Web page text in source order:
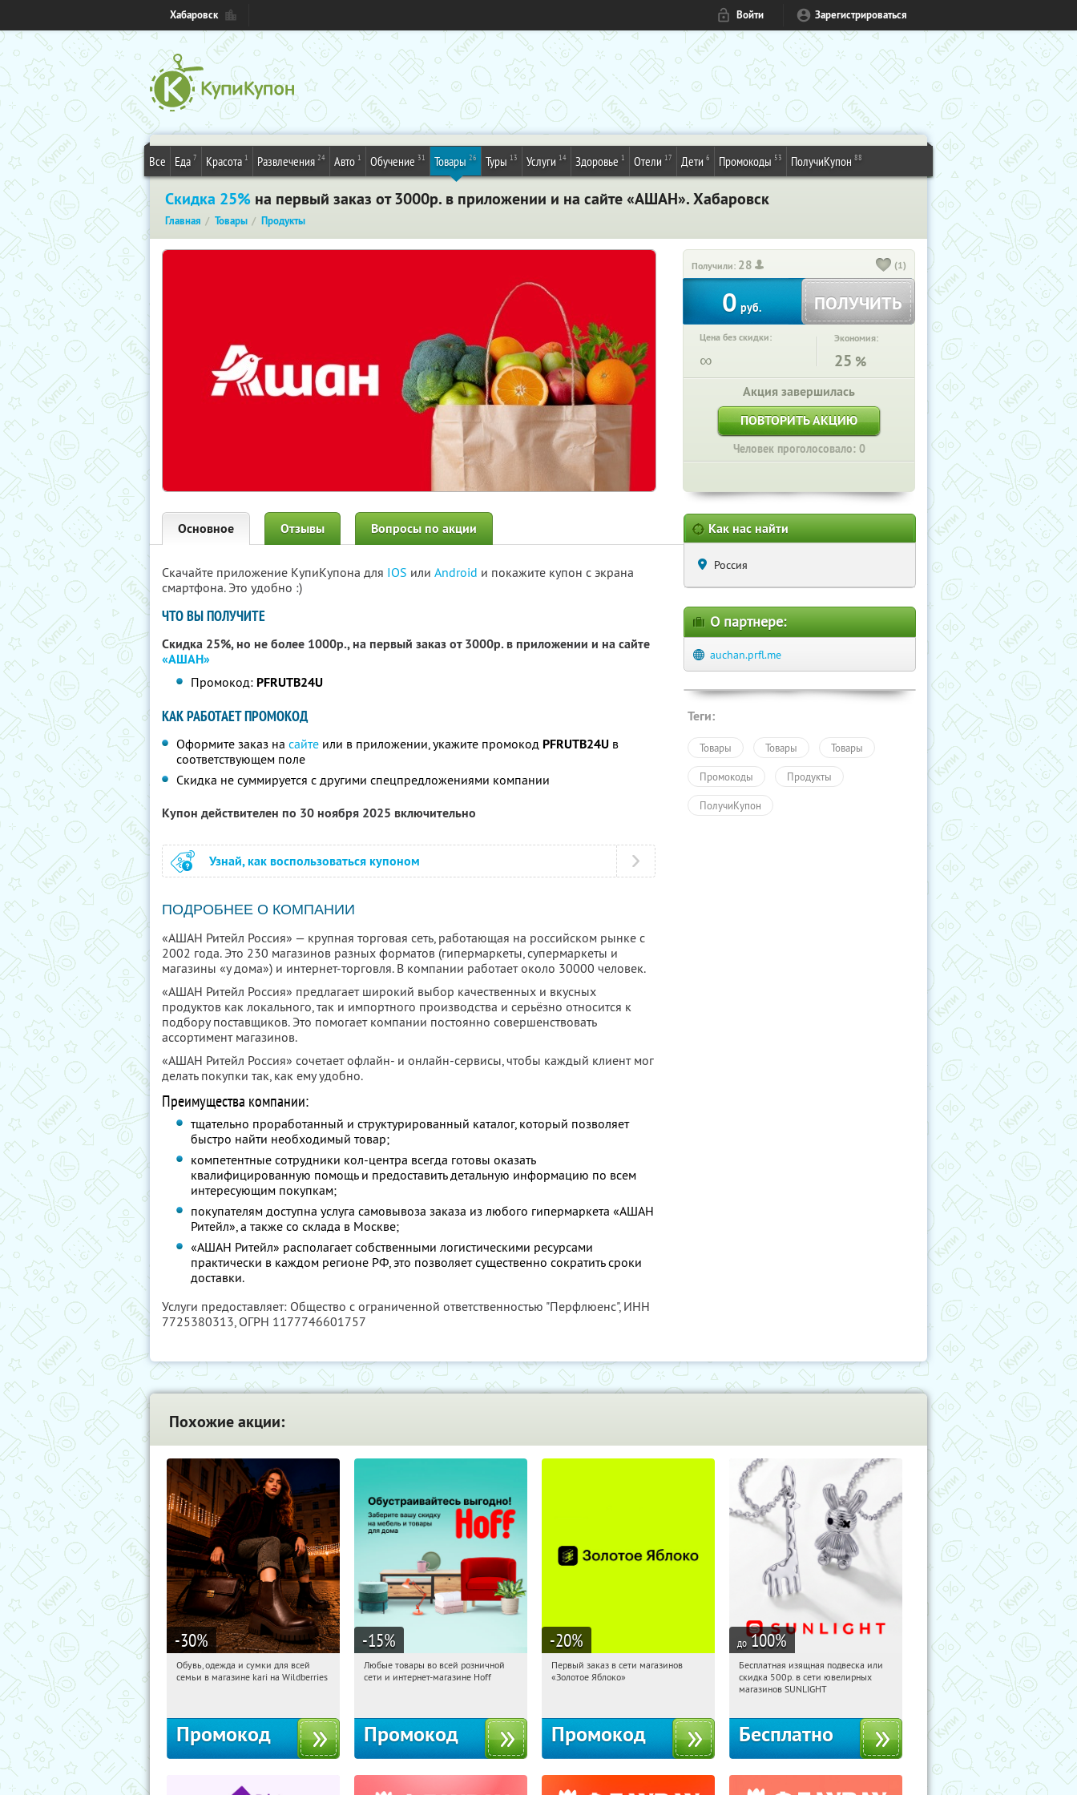
Хабаровск Войти Зарегистрироваться
Все Еда 7 Красота 1 Развлечения 24 Авто 1 Обучение 31 Товары 26 Туры 13 Услуги 14 Здоровье 1 Отели 17 Дети 6 Промокоды 53 ПолучиКупон 88
Скидка 25% на первый заказ от 3000р. в приложении и на сайте «АШАН». Хабаровск
Главная Товары Продукты
Получили: 28 (1)
0 руб. ПОЛУЧИТЬ
Цена без скидки:
∞
Экономия:
25 %
Акция завершилась
ПОВТОРИТЬ АКЦИЮ
Человек проголосовало: 0
Основное Отзывы Вопросы по акции
Скачайте приложение КупиКупона для IOS или Android и покажите купон с экрана
смартфона. Это удобно :)
ЧТО ВЫ ПОЛУЧИТЕ
Скидка 25%, но не более 1000р., на первый заказ от 3000р. в приложении и на сайте
«АШАН»
Промокод: PFRUTB24U
КАК РАБОТАЕТ ПРОМОКОД
Оформите заказ на сайте или в приложении, укажите промокод PFRUTB24U в
соответствующем поле
Скидка не суммируется с другими спецпредложениями компании
Купон действителен по 30 ноября 2025 включительно
Узнай, как воспользоваться купоном
ПОДРОБНЕЕ О КОМПАНИИ
«АШАН Ритейл Россия» — крупная торговая сеть, работающая на российском рынке с
2002 года. Это 230 магазинов разных форматов (гипермаркеты, супермаркеты и
магазины «у дома») и интернет-торговля. В компании работает около 30000 человек.
«АШАН Ритейл Россия» предлагает широкий выбор качественных и вкусных
продуктов как локального, так и импортного производства и серьёзно относится к
подбору поставщиков. Это помогает компании постоянно совершенствовать
ассортимент магазинов.
«АШАН Ритейл Россия» сочетает офлайн- и онлайн-сервисы, чтобы каждый клиент мог
делать покупки так, как ему удобно.
Преимущества компании:
тщательно проработанный и структурированный каталог, который позволяет
быстро найти необходимый товар;
компетентные сотрудники кол-центра всегда готовы оказать
квалифицированную помощь и предоставить детальную информацию по всем
интересующим покупкам;
покупателям доступна услуга самовывоза заказа из любого гипермаркета «АШАН
Ритейл», а также со склада в Москве;
«АШАН Ритейл» располагает собственными логистическими ресурсами
практически в каждом регионе РФ, это позволяет существенно сократить сроки
доставки.
Услуги предоставляет: Общество с ограниченной ответственностью "Перфлюенс", ИНН
7725380313, ОГРН 1177746601757
Как нас найти
Россия
О партнере:
auchan.prfl.me
Теги:
Товары Товары Товары
Промокоды Продукты
ПолучиКупон
Похожие акции:
-30%
12:15:44 Получили:
Обувь, одежда и сумки для всей
семьи в магазине kari на Wildberries
Промокод
-15%
12:15:44 Получили:
Любые товары во всей розничной
сети и интернет-магазине Hoff
Промокод
-20%
12:15:44
Получи первым!
Первый заказ в сети магазинов
«Золотое Яблоко»
Промокод
до 100%
12:15:44 Получили:
Россия
Бесплатная изящная подвеска или
скидка 500р. в сети ювелирных
магазинов SUNLIGHT
Бесплатно